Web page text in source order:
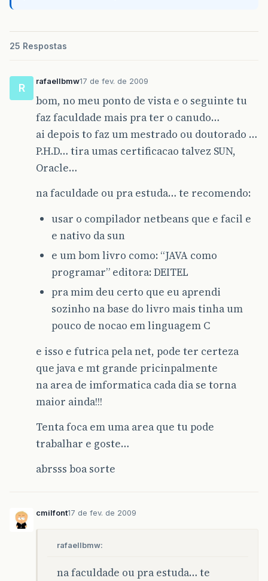
25 Respostas
R
rafaellbmw17 de fev. de 2009
bom, no meu ponto de vista e o seguinte tu
faz faculdade mais pra ter o canudo…
ai depois to faz um mestrado ou doutorado …
P.H.D… tira umas certificacao talvez SUN,
Oracle…
na faculdade ou pra estuda… te recomendo:
usar o compilador netbeans que e facil e
e nativo da sun
e um bom livro como: “JAVA como
programar” editora: DEITEL
pra mim deu certo que eu aprendi
sozinho na base do livro mais tinha um
pouco de nocao em linguagem C
e isso e futrica pela net, pode ter certeza
que java e mt grande pricinpalmente
na area de imformatica cada dia se torna
maior ainda!!!
Tenta foca em uma area que tu pode
trabalhar e goste…
abrsss boa sorte
cmilfont17 de fev. de 2009
rafaellbmw:
na faculdade ou pra estuda… te